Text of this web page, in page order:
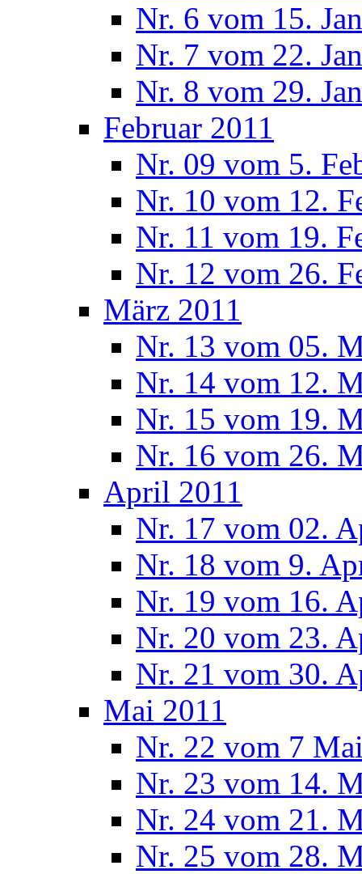
Nr. 6 vom 15.
Nr. 7 vom 22.
Nr. 8 vom 29.
Februar 2011
Nr. 09 vom 5.
Nr. 10 vom 12.
Nr. 11 vom 19.
Nr. 12 vom 26.
März 2011
Nr. 13 vom 05.
Nr. 14 vom 12.
Nr. 15 vom 19.
Nr. 16 vom 26.
April 2011
Nr. 17 vom 02.
Nr. 18 vom 9.
Nr. 19 vom 16.
Nr. 20 vom 23.
Nr. 21 vom 30.
Mai 2011
Nr. 22 vom 7
Nr. 23 vom 14.
Nr. 24 vom 21.
Nr. 25 vom 28.